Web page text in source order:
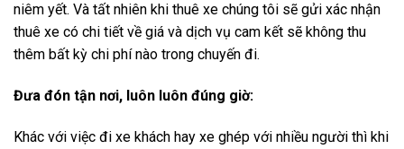
niêm yết. Và tất nhiên khi thuê xe chúng tôi sẽ gửi xác nhận
thuê xe có chi tiết về giá và dịch vụ cam kết sẽ không thu
thêm bất kỳ chi phí nào trong chuyến đi.
Đưa đón tận nơi, luôn luôn đúng giờ:
Khác với việc đi xe khách hay xe ghép với nhiều người thì khi